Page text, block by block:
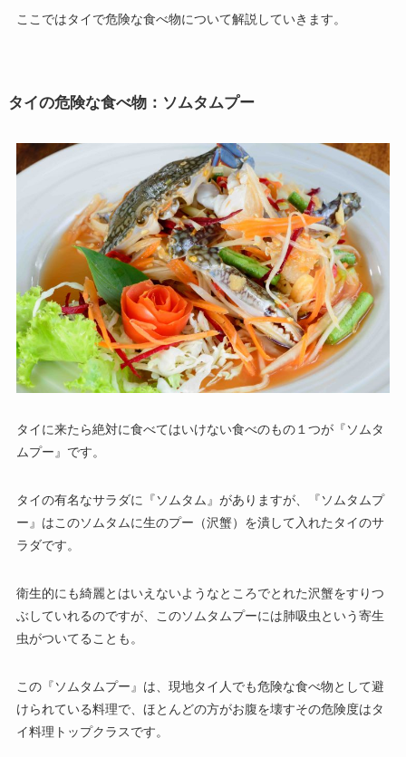
ここではタイで危険な食べ物について解説していきます。
タイの危険な食べ物：ソムタムプー
タイに来たら絶対に食べてはいけない食べのもの１つが『ソムタ
ムプー』です。
タイの有名なサラダに『ソムタム』がありますが、『ソムタムプ
ー』はこのソムタムに生のプー（沢蟹）を潰して入れたタイのサ
ラダです。
衛生的にも綺麗とはいえないようなところでとれた沢蟹をすりつ
ぶしていれるのですが、このソムタムプーには肺吸虫という寄生
虫がついてることも。
この『ソムタムプー』は、現地タイ人でも危険な食べ物として避
けられている料理で、ほとんどの方がお腹を壊すその危険度はタ
イ料理トップクラスです。